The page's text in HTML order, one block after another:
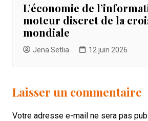
L’économie de
moteur discret de la
mondiale
Jena Setlia 12 juin 2026
Laisser un commentaire
Votre adresse e-mail ne sera pas